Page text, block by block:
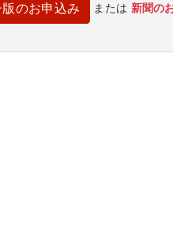
版のお申込み または 新聞の